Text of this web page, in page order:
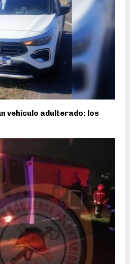
vehículo adulterado: los